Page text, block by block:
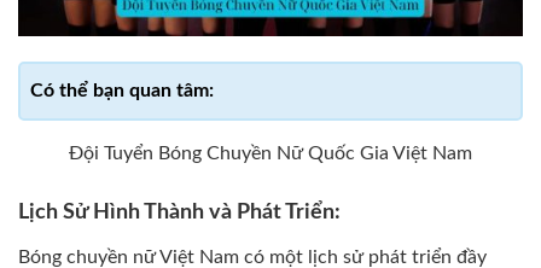
Đội Tuyển Bóng Chuyền Nữ Quốc Gia Việt Nam
Lịch Sử Hình Thành và Phát Triển:
Bóng chuyền nữ Việt Nam có một lịch sử phát triển đầy